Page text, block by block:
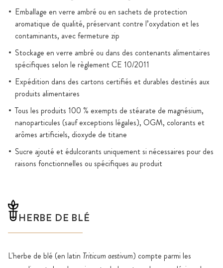
Emballage en verre ambré ou en sachets de protection
aromatique de qualité, préservant contre l’oxydation et les
contaminants, avec fermeture zip
Stockage en verre ambré ou dans des contenants alimentaires
spécifiques selon le règlement CE 10/2011
Expédition dans des cartons certifiés et durables destinés aux
produits alimentaires
Tous les produits 100 % exempts de stéarate de magnésium,
nanoparticules (sauf exceptions légales), OGM, colorants et
arômes artificiels, dioxyde de titane
Sucre ajouté et édulcorants uniquement si nécessaires pour des
raisons fonctionnelles ou spécifiques au produit
HERBE DE BLÉ
L'herbe de blé (en latin Triticum aestivum) compte parmi les